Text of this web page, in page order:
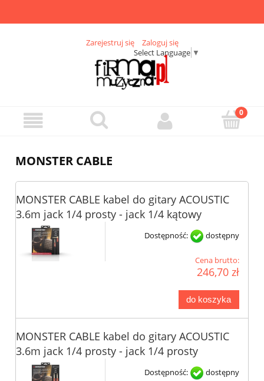
Zarejestruj się
Zaloguj się
Select Language ▼
MONSTER CABLE
MONSTER CABLE kabel do gitary ACOUSTIC
3.6m jack 1/4 prosty - jack 1/4 kątowy
Dostępność: dostępny
Cena brutto:
246,70 zł
do koszyka
MONSTER CABLE kabel do gitary ACOUSTIC
3.6m jack 1/4 prosty - jack 1/4 prosty
Dostępność: dostępny